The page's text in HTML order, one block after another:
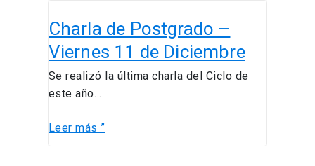
Charla de Postgrado –
Viernes 11 de Diciembre
Se realizó la última charla del Ciclo de
este año…
de
Postgrado
–
Viernes
11
Diciembre
Leer más ”